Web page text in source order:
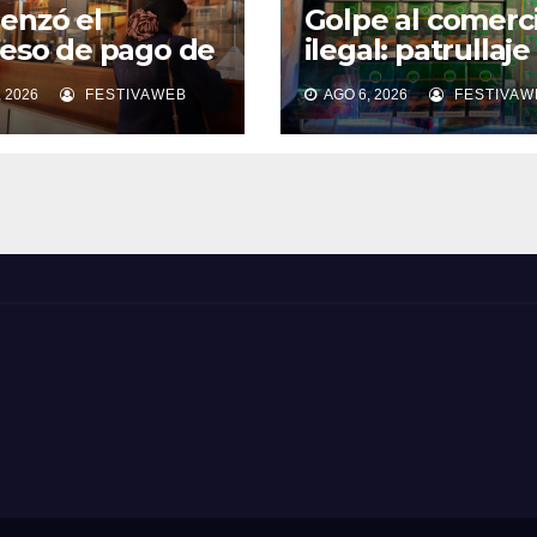
el
de pago de
cuota del
de
2026 en
2026 FESTIVAWEB
Golpe al
ilegal: patrullaje
mixto OS14
cigarrillos de
contrabando en
AGO 6, 2026